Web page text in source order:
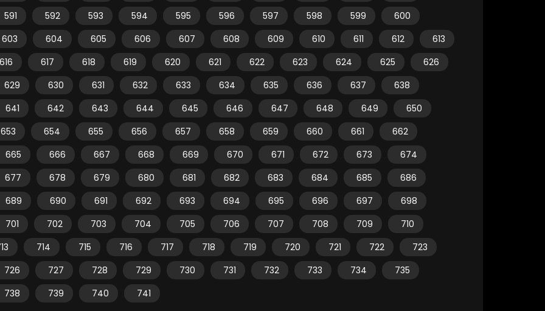
591
592 593 594 595 596 597 598 599
600
603
604 605 606 607 608 609 610 611 612
613
616
617 618 619 620 621 622 623 624 625
626
629
630 631 632 633 634 635 636 637
638
641
642 643 644 645 646 647 648 649
650
653
654 655 656 657 658 659 660 661
662
665
666 667 668 669 670 671 672 673
674
677
678 679 680 681 682 683 684 685
686
689
690 691 692 693 694 695 696 697
698
701
702 703 704 705 706 707 708 709
710
714 715 716 717 718 719 720 721 722
723
726
727 728 729 730 731 732 733 734
735
738
739 740 741